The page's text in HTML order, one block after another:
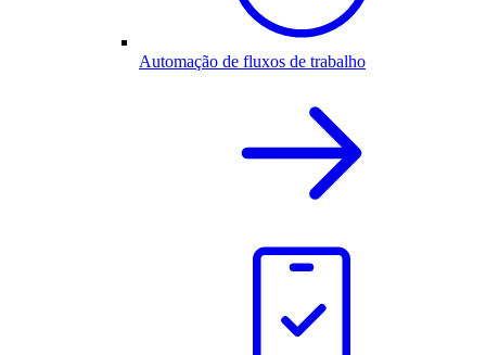
Automação de fluxos de trabalho